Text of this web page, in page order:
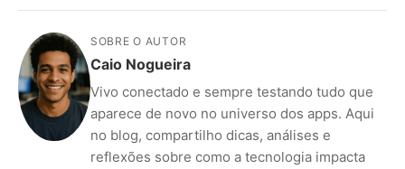
SOBRE O AUTOR
Caio Nogueira
Vivo conectado e sempre testando tudo que
aparece de novo no universo dos apps. Aqui
no blog, compartilho dicas, análises e
reflexões sobre como a tecnologia impacta